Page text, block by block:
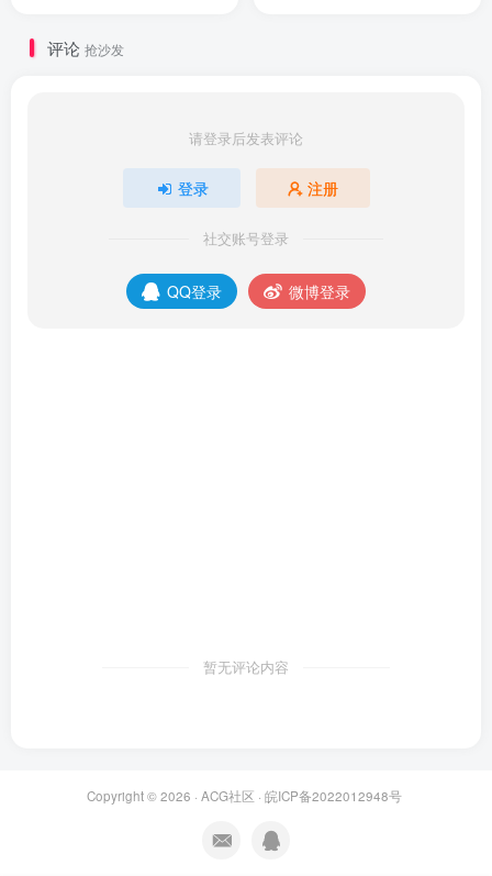
评论 抢沙发
请登录后发表评论
登录 注册
社交账号登录
QQ登录 微博登录
暂无评论内容
Copyright © 2026 · ACG社区 · 皖ICP备2022012948号